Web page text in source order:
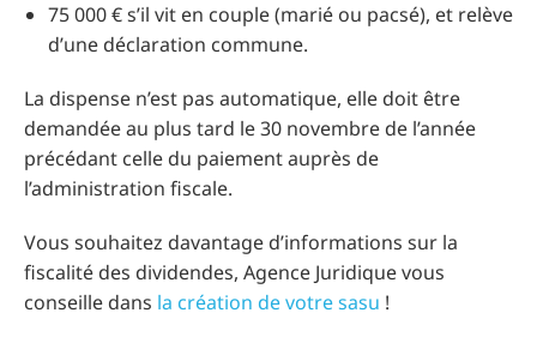
75 000 € s’il vit en couple (marié ou pacsé), et relève
d’une déclaration commune.
La dispense n’est pas automatique, elle doit être
demandée au plus tard le 30 novembre de l’année
précédant celle du paiement auprès de
l’administration fiscale.
Vous souhaitez davantage d’informations sur la
fiscalité des dividendes, Agence Juridique vous
conseille dans la création de votre sasu !